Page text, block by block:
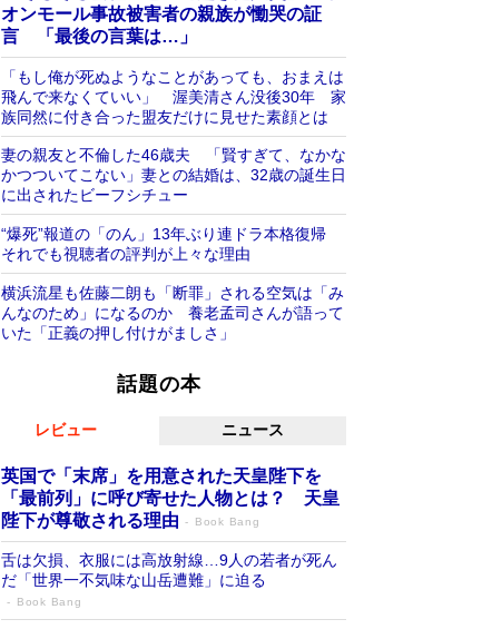
オンモール事故被害者の親族が慟哭の証
言 「最後の言葉は…」
「もし俺が死ぬようなことがあっても、おまえは
飛んで来なくていい」 渥美清さん没後30年 家
族同然に付き合った盟友だけに見せた素顔とは
妻の親友と不倫した46歳夫 「賢すぎて、なかな
かつついてこない」妻との結婚は、32歳の誕生日
に出されたビーフシチュー
“爆死”報道の「のん」13年ぶり連ドラ本格復帰
それでも視聴者の評判が上々な理由
横浜流星も佐藤二朗も「断罪」される空気は「み
んなのため」になるのか 養老孟司さんが語って
いた「正義の押し付けがましさ」
話題の本
レビュー ニュース
英国で「末席」を用意された天皇陛下を
「最前列」に呼び寄せた人物とは？ 天皇
陛下が尊敬される理由
Book Bang
舌は欠損、衣服には高放射線…9人の若者が死ん
だ「世界一不気味な山岳遭難」に迫る
Book Bang